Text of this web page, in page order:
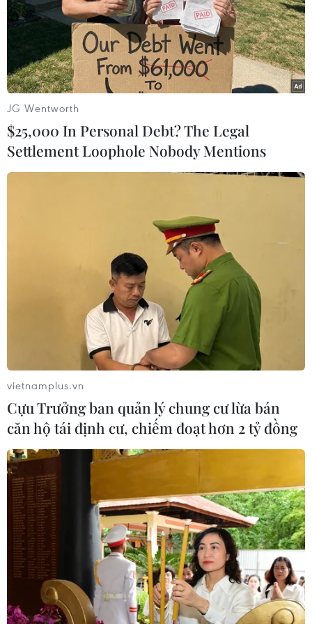
#Thị trường xăng dầu
Theo dõi VietnamPlus
TIN LIÊN QUAN
JG Wentworth
$25,000 In Personal Debt? The Legal
Settlement Loophole Nobody Mentions
vietnamplus.vn
Cựu Trưởng ban quản lý chung cư lừa bán
căn hộ tái định cư, chiếm đoạt hơn 2 tỷ đồng